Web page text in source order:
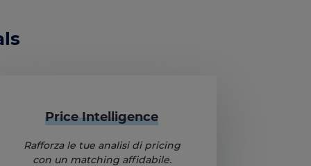
Price Intelligence
Rafforza le tue analisi di pricing
con un matching affidabile.